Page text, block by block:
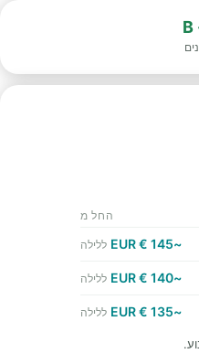
B
החל מ
~145 € EUR ללילה
~140 € EUR ללילה
~135 € EUR ללילה